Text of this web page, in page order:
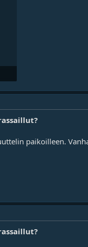
paikoilleen.